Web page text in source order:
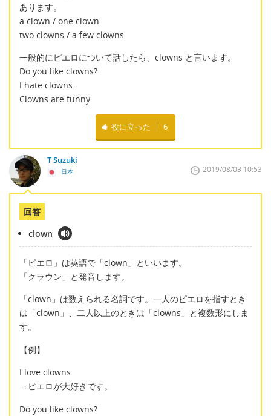
あります。
a clown / one clown
two clowns / a few clowns
一般的にピエロについて話したら、clowns と言います。
Do you like clowns?
I hate clowns.
Clowns are funny.
役に立った 6
T Suzuki
日本 2019/08/03 10:53
回答
clown
「ピエロ」は英語で「clown」といいます。
「クラウン」と発音します。
「clown」は数えられる名詞です。一人のピエロを指すとき
は「clown」、二人以上のときは「clowns」と複数形にしま
す。
【例】
I love clowns.
→ピエロが大好きです。
Do you like clowns?